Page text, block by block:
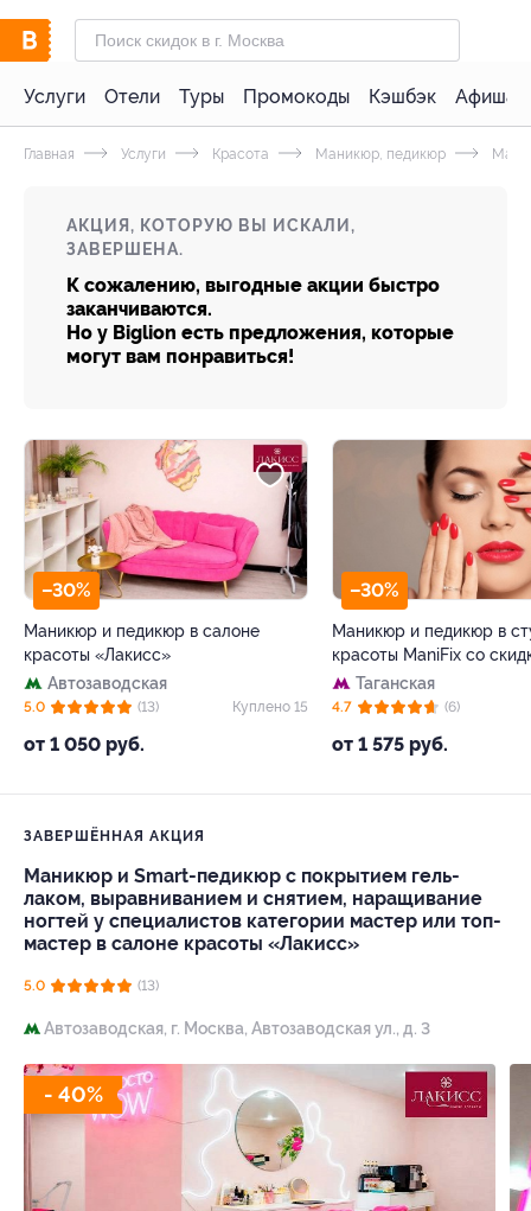
Услуги Отели Туры Промокоды Кэшбэк Афиша
Главная Услуги Красота Маникюр, педикюр
АКЦИЯ, КОТОРУЮ ВЫ ИСКАЛИ,
ЗАВЕРШЕНА.
К сожалению, выгодные акции быстро
заканчиваются.
Но у Biglion есть предложения, которые
могут вам понравиться!
–30%
Маникюр и педикюр в салоне
красоты «Лакисс»
Автозаводская
от 1 050 руб.
5.0 (13) Куплено 15
–30%
Маникюр и педикюр в
красоты ManiFix со
Таганская
от 1 575 руб.
4.7 (6)
ЗАВЕРШЁННАЯ АКЦИЯ
Маникюр и Smart-педикюр с покрытием гель-
лаком, выравниванием и снятием, наращивание
ногтей у специалистов категории мастер или топ-
мастер в салоне красоты «Лакисс»
5.0 (13)
Автозаводская, г. Москва, Автозаводская ул., д. 3
- 40%